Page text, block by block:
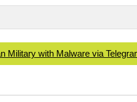
Military with Malware via